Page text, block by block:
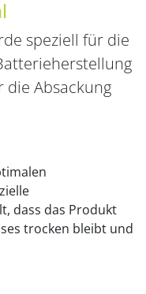
speziell für die
Absackung
dass das Produkt
trocken bleibt und